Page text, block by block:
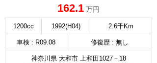
162.1 万円
1200cc 1992(H04) 2.6千Km
車検 : R09.08 修復歴 : 無し
神奈川県 大和市 上和田1027－18